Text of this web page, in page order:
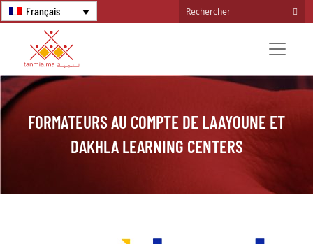
Français
FORMATEURS AU COMPTE DE LAAYOUNE ET
DAKHLA LEARNING CENTERS